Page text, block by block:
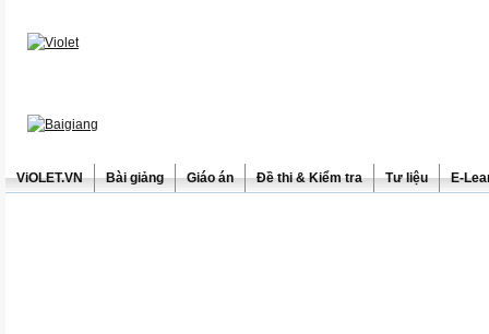
ViOLET.VN Bài giảng Giáo án Đề thi & Kiểm tra Tư liệu E-